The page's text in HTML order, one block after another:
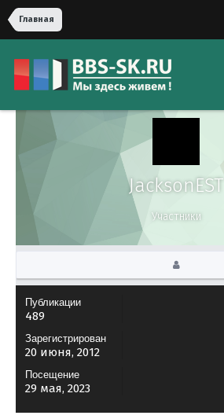
Главная
JacksonEST
Участники
Публикации
489
Зарегистрирован
20 июня, 2012
Посещение
29 мая, 2023